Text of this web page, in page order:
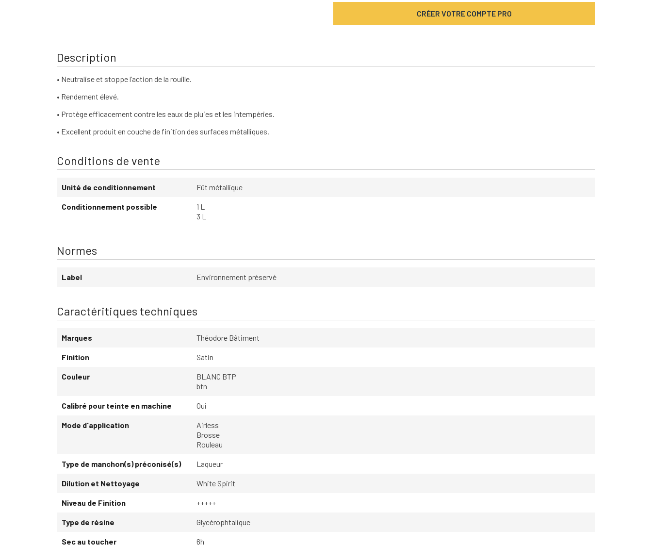
CRÉER VOTRE COMPTE PRO
Description
• Neutralise et stoppe l’action de la rouille.
• Rendement élevé.
• Protège efficacement contre les eaux de pluies et les intempéries.
• Excellent produit en couche de finition des surfaces métalliques.
Conditions de vente
Unité de conditionnement Fût métallique
Conditionnement possible
1 L
3 L
Normes
Label Environnement préservé
Caractéritiques techniques
Marques Théodore Bâtiment
Finition Satin
Couleur
BLANC BTP
btn
Calibré pour teinte en machine Oui
Mode d'application
Airless
Brosse
Rouleau
Type de manchon(s) préconisé(s) Laqueur
Dilution et Nettoyage White Spirit
Niveau de Finition +++++
Type de résine Glycérophtalique
Sec au toucher 6h